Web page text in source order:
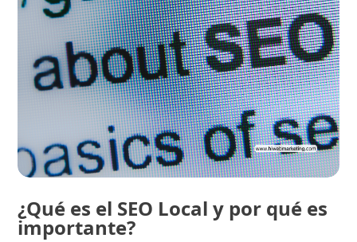
¿Qué es el SEO Local y por qué es
importante?